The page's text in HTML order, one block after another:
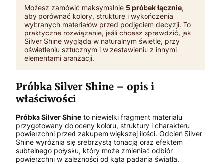
Możesz zamówić maksymalnie 5 próbek łącznie,
aby porównać kolory, strukturę i wykończenia
wybranych materiałów przed podjęciem decyzji. To
praktyczne rozwiązanie, jeśli chcesz sprawdzić, jak
Silver Shine wygląda w naturalnym świetle, przy
oświetleniu sztucznym i w zestawieniu z innymi
elementami aranżacji.
Próbka Silver Shine – opis i
właściwości
Próbka Silver Shine to niewielki fragment materiału
przygotowany do oceny koloru, struktury i charakteru
powierzchni przed zakupem większej ilości. Odcień Silver
Shine wyróżnia się srebrzystą tonacją oraz efektem
subtelnego połysku, który może zmieniać odbiór
powierzchni w zależności od kąta padania światła.